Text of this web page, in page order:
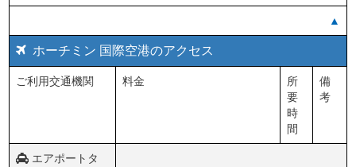
▲
ホーチミン 国際空港のアクセス
ご利用交通機関 料金
所
要
時
間
備
考
エアポートタ